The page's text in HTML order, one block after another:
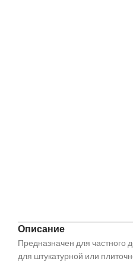
Описание
Предназначен для частного
для штукатурной или